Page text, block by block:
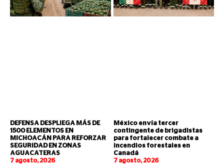
DEFENSA DESPLIEGA MÁS DE
1500 ELEMENTOS EN
MICHOACÁN PARA REFORZAR
SEGURIDAD EN ZONAS
AGUACATERAS
7 agosto, 2026
México envía tercer
contingente de brigadistas
para fortalecer combate a
incendios forestales en
Canadá
7 agosto, 2026